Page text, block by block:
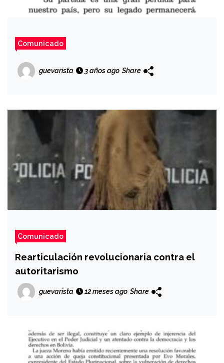
Comunicado
guevarista 3 años ago Share
Comunicado
Rearticulación revolucionaria contra el
autoritarismo
guevarista 12 meses ago Share